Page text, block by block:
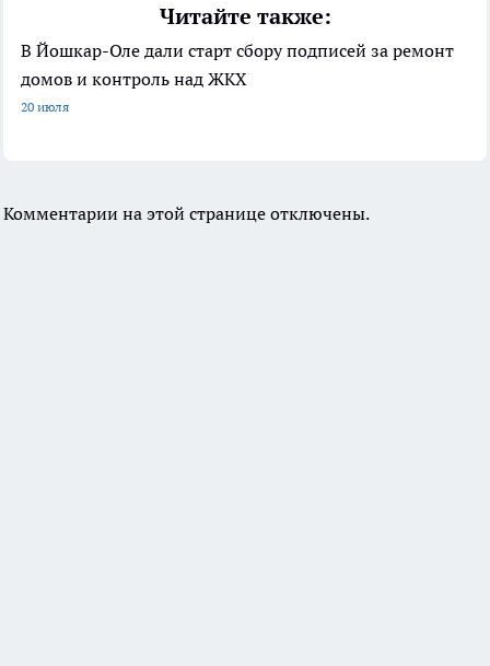
Читайте также:
В Йошкар-Оле дали старт сбору подписей за ремонт
домов и контроль над ЖКХ
20 июля
Комментарии на этой странице отключены.